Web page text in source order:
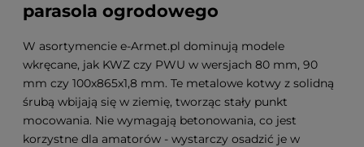
parasola ogrodowego
W asortymencie e-Armet.pl dominują modele
wkręcane, jak KWZ czy PWU w wersjach 80 mm, 90
mm czy 100x865x1,8 mm. Te metalowe kotwy z solidną
śrubą wbijają się w ziemię, tworząc stały punkt
mocowania. Nie wymagają betonowania, co jest
korzystne dla amatorów - wystarczy osadzić je w